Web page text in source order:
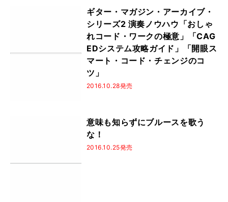
ギター・マガジン・アーカイブ・
シリーズ2 演奏ノウハウ「おしゃ
れコード・ワークの極意」「CAG
EDシステム攻略ガイド」「開眼ス
マート・コード・チェンジのコ
ツ」
2016.10.28発売
意味も知らずにブルースを歌う
な！
2016.10.25発売